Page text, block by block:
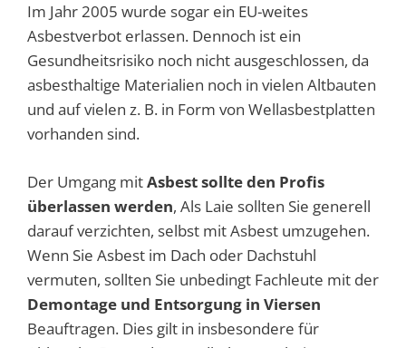
Im Jahr 2005 wurde sogar ein EU-weites
Asbestverbot erlassen. Dennoch ist ein
Gesundheitsrisiko noch nicht ausgeschlossen, da
asbesthaltige Materialien noch in vielen Altbauten
und auf vielen z. B. in Form von Wellasbestplatten
vorhanden sind.
Der Umgang mitAsbest sollte den Profis
überlassen werden, Als Laie sollten Sie generell
darauf verzichten, selbst mit Asbest umzugehen.
Wenn Sie Asbest im Dach oder Dachstuhl
vermuten, sollten Sie unbedingt Fachleute mit der
Demontage und Entsorgung in Viersen
Beauftragen. Dies gilt in insbesondere für